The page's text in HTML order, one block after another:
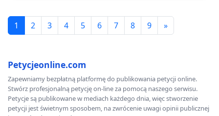
1 2 3 4 5 6 7 8 9 »
Petycjeonline.com
Zapewniamy bezpłatną platformę do publikowania petycji online.
Stwórz profesjonalną petycję on-line za pomocą naszego serwisu.
Petycje są publikowane w mediach każdego dnia, więc stworzenie
petycji jest świetnym sposobem, na zwrócenie uwagi opinii publicznej